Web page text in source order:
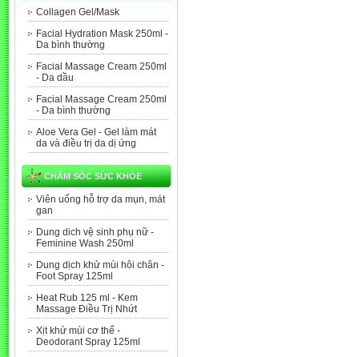
Collagen Gel/Mask
Facial Hydration Mask 250ml -
Da bình thường
Facial Massage Cream 250ml
- Da dầu
Facial Massage Cream 250ml
- Da bình thường
Aloe Vera Gel - Gel làm mát
da và điều trị da dị ứng
CHĂM SÓC SỨC KHỎE
Viên uống hỗ trợ da mụn, mát
gan
Dung dich vệ sinh phụ nữ -
Feminine Wash 250ml
Dung dịch khử mùi hôi chân -
Foot Spray 125ml
Heat Rub 125 ml - Kem
Massage Điều Trị Nhứt
Xịt khử mùi cơ thể -
Deodorant Spray 125ml